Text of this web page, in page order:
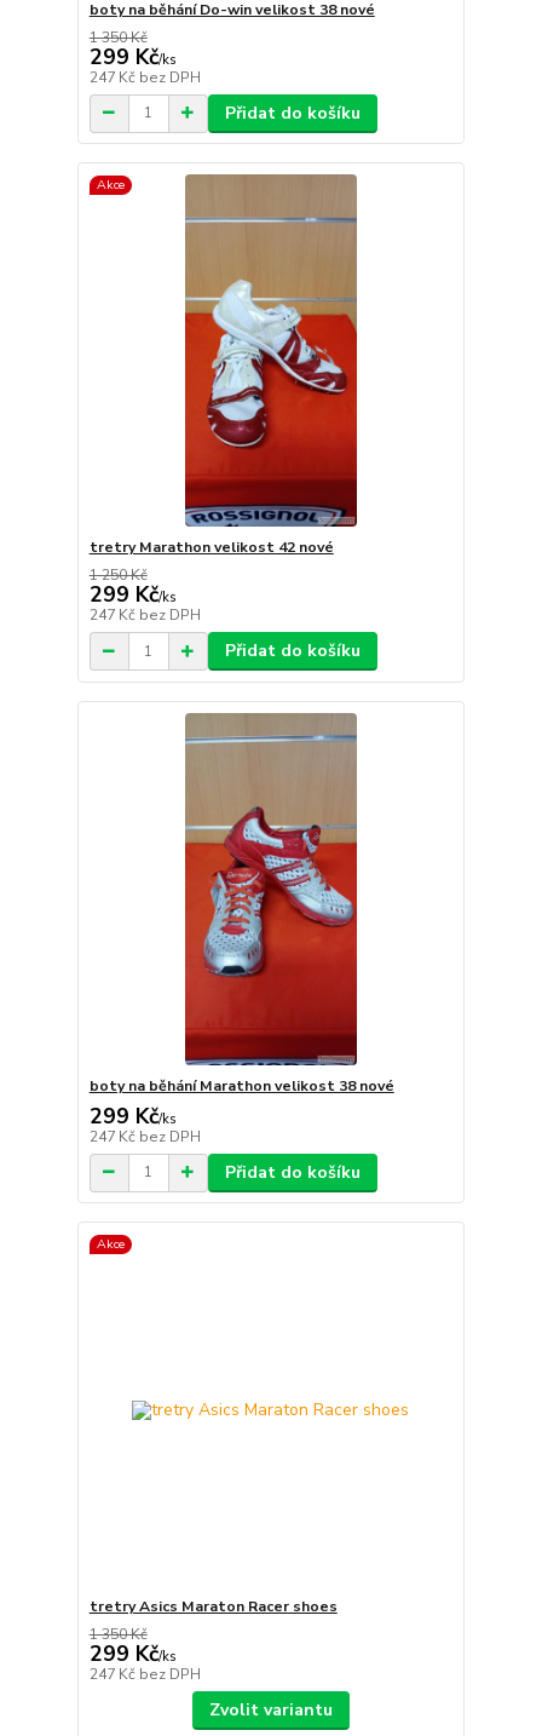
boty na běhání Do-win velikost 38 nové
1 350 Kč
299 Kč/ks
247 Kč bez DPH
Přidat do košíku
Akce
tretry Marathon velikost 42 nové
1 250 Kč
299 Kč/ks
247 Kč bez DPH
Přidat do košíku
boty na běhání Marathon velikost 38 nové
299 Kč/ks
247 Kč bez DPH
Přidat do košíku
Akce
tretry Asics Maraton Racer shoes
1 350 Kč
299 Kč/ks
247 Kč bez DPH
Zvolit variantu